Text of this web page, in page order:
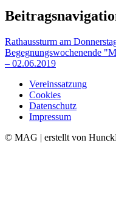
Rathaussturm am
Begegnungswochenende
– 02.06.2019
Vereinssatzung
Cookies
Datenschutz
Impressum
© MAG | erstellt von